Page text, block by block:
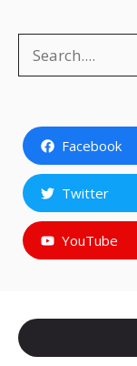
Facebook
Twitter
YouTube